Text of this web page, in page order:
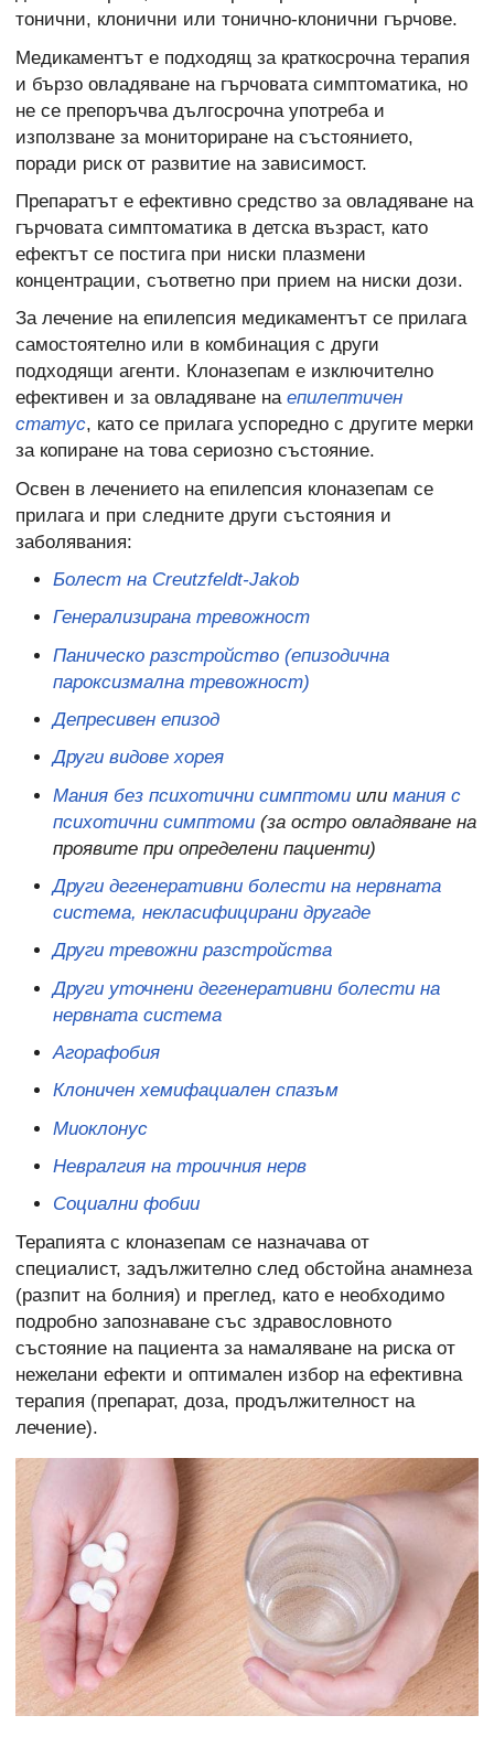
тонични, клонични или тонично-клонични гърчове.
Медикаментът е подходящ за краткосрочна терапия
и бързо овладяване на гърчовата симптоматика, но
не се препоръчва дългосрочна употреба и
използване за мониториране на състоянието,
поради риск от развитие на зависимост.
Препаратът е ефективно средство за овладяване на
гърчовата симптоматика в детска възраст, като
ефектът се постига при ниски плазмени
концентрации, съответно при прием на ниски дози.
За лечение на епилепсия медикаментът се прилага
самостоятелно или в комбинация с други
подходящи агенти. Клоназепам е изключително
ефективен и за овладяване на епилептичен
статус, като се прилага успоредно с другите мерки
за копиране на това сериозно състояние.
Освен в лечението на епилепсия клоназепам се
прилага и при следните други състояния и
заболявания:
Болест на Creutzfeldt-Jakob
Генерализирана тревожност
Паническо разстройство (епизодична
пароксизмална тревожност)
Депресивен епизод
Други видове хорея
Мания без психотични симптомиили мания с
психотични симптоми(за остро овладяване на
проявите при определени пациенти)
Други дегенеративни болести на нервната
система, некласифицирани другаде
Други тревожни разстройства
Други уточнени дегенеративни болести на
нервната система
Агорафобия
Клоничен хемифациален спазъм
Миоклонус
Невралгия на троичния нерв
Социални фобии
Терапията с клоназепам се назначава от
специалист, задължително след обстойна анамнеза
(разпит на болния) и преглед, като е необходимо
подробно запознаване със здравословното
състояние на пациента за намаляване на риска от
нежелани ефекти и оптимален избор на ефективна
терапия (препарат, доза, продължителност на
лечение).